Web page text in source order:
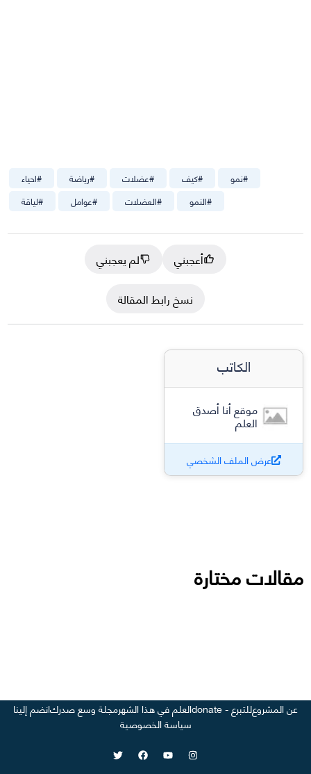
#احياء #رياضة #عضلات #كيف #نمو
#لياقة #عوامل #العضلات #النمو
أعجبني
لم يعجبني
نسخ رابط المقالة
الكاتب
موقع أنا أصدق
العلم
عرض الملف الشخصي
مقالات مختارة
عن المشروعللتبرع - donate العلم في هذا الشهرمجلة وسع صدركانضم إلينا
سياسة الخصوصية